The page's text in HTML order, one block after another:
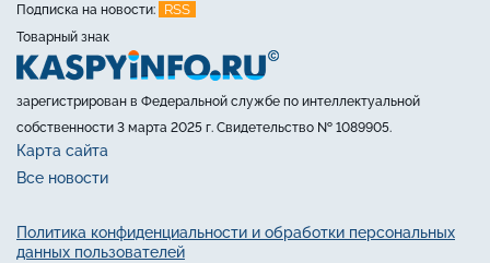
Подписка на новости:
RSS
Товарный знак
зарегистрирован в Федеральной службе по интеллектуальной
собственности 3 марта 2025 г. Свидетельство № 1089905.
Карта сайта
Все новости
Политика конфиденциальности и обработки персональных
данных пользователей